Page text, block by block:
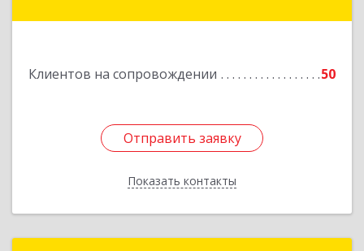
Клиентов на сопровождении 50
Отправить заявку
Показать контакты
Отправить заявку
Назад